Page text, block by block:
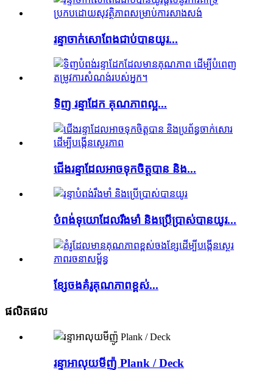
រន្ទាចាក់សោពែងជាប់បានយូរ...
ទិញ រន្ទាដែក គុណភាពល្អ...
ជើងរន្ទាដែលអាចទុកចិត្តបាន និង...
បំពង់ទុយោដែលរឹងមាំ និងប្រើប្រាស់បានយូរ...
ខ្សែចងគំរូគុណភាពខ្ពស់...
ផលិតផល
រន្ទាអាលុយមីញ៉ូ Plank / Deck